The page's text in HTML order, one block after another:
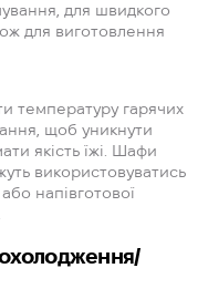
для швидкого
для виготовлення
температуру гарячих
щоб уникнути
якість їжі. Шафи
використовуватись
напівготової